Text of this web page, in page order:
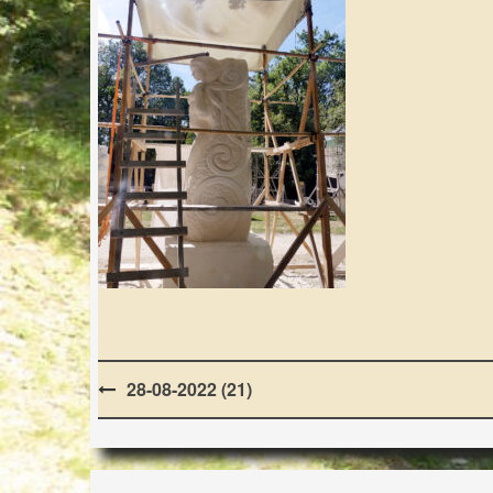
Post
navigation
28-08-2022 (21)